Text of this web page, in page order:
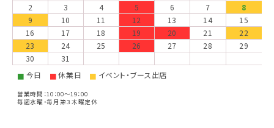
2
3 4 5 6 7
8
9
10 11 12 13 14
15
16
17 18 19 20 21
22
23
24 25 26 27 28
29
30
31
■ 今日 ■休業日 ■ イベント・ブース出店
営業時間：10：00～19：00
毎週水曜・毎月第３木曜定休